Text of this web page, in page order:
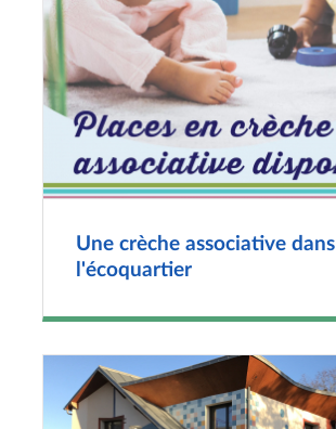
Une crèche associative dans
l'écoquartier